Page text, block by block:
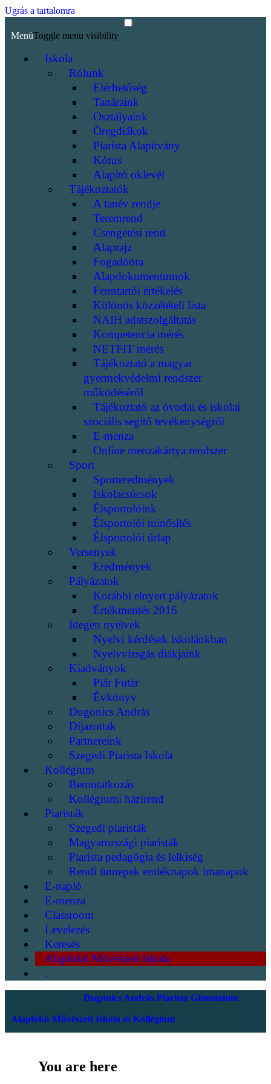
Ugrás a tartalomra
MenüToggle menu visibility
Iskola
Rólunk
Elérhetőség
Tanáraink
Osztályaink
Öregdiákok
Piarista Alapítvány
Kórus
Alapító oklevél
Tájékoztatók
A tanév rendje
Teremrend
Csengetési rend
Alaprajz
Fogadóóra
Alapdokumentumok
Fenntartói értékelés
Különös közzétételi lista
NAIH adatszolgáltatás
Kompetencia mérés
NETFIT mérés
Tájékoztató a magyar
gyermekvédelmi rendszer
működéséről
Tájékoztató az óvodai és iskolai
szociális segítő tevékenységről
E-menza
Online menzakártya rendszer
Sport
Sporteredmények
Iskolacsúcsok
Élsportolóink
Élsportolói minősítés
Élsportolói űrlap
Versenyek
Eredmények
Pályázatok
Korábbi elnyert pályázatok
Értékmentés 2016
Idegen nyelvek
Nyelvi kérdések iskolánkban
Nyelvvizsgás diákjaink
Kiadványok
Piár Futár
Évkönyv
Dugonics András
Díjazottak
Partnereink
Szegedi Piarista Iskola
Kollégium
Bemutatkozás
Kollégiumi házirend
Piaristák
Szegedi piaristák
Magyarországi piaristák
Piarista pedagógia és lelkiség
Rendi ünnepek emléknapok imanapok
E-napló
E-menza
Classroom
Levelezés
Keresés
Alapfokú Művészeti Iskola
.
Dugonics András Piarista Gimnázium
Alapfokú Művészeti Iskola és Kollégium
You are here